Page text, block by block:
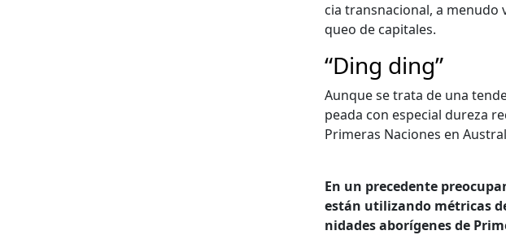
cia transna­cional, a
queo de cap­i­tales.
“Ding ding”
Aunque se tra­ta de una
pea­da con espe­cial dureza
Primeras Naciones en
En un prece­dente
están uti­lizan­do métri­c­as
nidades aborí­genes de